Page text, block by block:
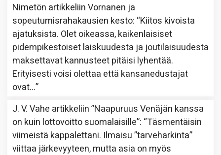
Nimetön artikkeliinVornanen ja
sopeutumisrahakausien kesto: “Kiitos kivoista
ajatuksista. Olet oikeassa, kaikenlaisiset
pidempikestoiset laiskuudesta ja joutilaisuudesta
maksettavat kannusteet pitäisi lyhentää.
Erityisesti voisi olettaa että kansanedustajat
ovat…”
J. V. Vahe artikkeliin”Naapuruus Venäjän kanssa
on kuin lottovoitto suomalaisille”: “Täsmentäisin
viimeistä kappalettani. Ilmaisu ”tarveharkinta”
viittaa järkevyyteen, mutta asia on myös